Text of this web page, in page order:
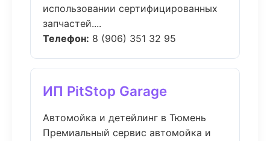
использовании сертифицированных
запчастей....
Телефон: 8 (906) 351 32 95
ИП PitStop Garage
Автомойка и детейлинг в Тюмень
Премиальный сервис автомойка и